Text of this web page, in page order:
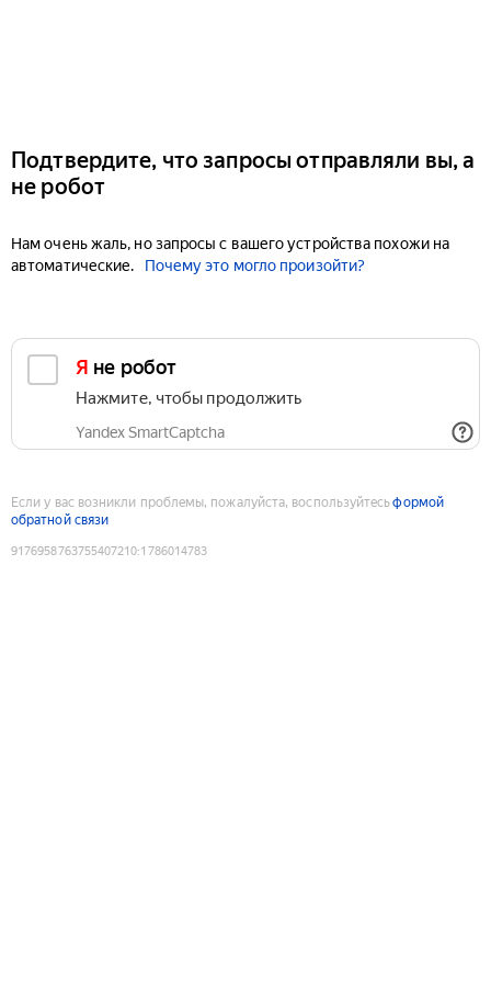
Подтвердите, что запросы отправляли вы, а
не робот
Нам очень жаль, но запросы с вашего устройства похожи на
автоматические.
Почему это могло произойти?
Я не робот
Нажмите, чтобы продолжить
Yandex SmartCaptcha
Если у вас возникли проблемы, пожалуйста, воспользуйтесьформой
обратной связи
9176958763755407210:1786014783